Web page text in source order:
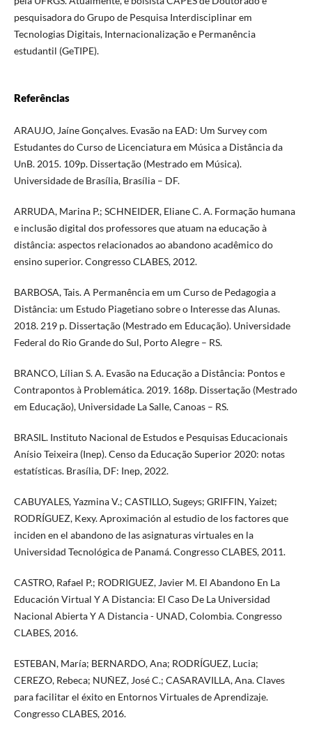
pesquisadora do Grupo de Pesquisa Interdisciplinar em
Tecnologias Digitais, Internacionalização e Permanência
estudantil (GeTIPE).
Referências
ARAUJO, Jaíne Gonçalves. Evasão na EAD: Um Survey com
Estudantes do Curso de Licenciatura em Música a Distância da
UnB. 2015. 109p. Dissertação (Mestrado em Música).
Universidade de Brasília, Brasília – DF.
ARRUDA, Marina P.; SCHNEIDER, Eliane C. A. Formação humana
e inclusão digital dos professores que atuam na educação à
distância: aspectos relacionados ao abandono acadêmico do
ensino superior. Congresso CLABES, 2012.
BARBOSA, Tais. A Permanência em um Curso de Pedagogia a
Distância: um Estudo Piagetiano sobre o Interesse das Alunas.
2018. 219 p. Dissertação (Mestrado em Educação). Universidade
Federal do Rio Grande do Sul, Porto Alegre – RS.
BRANCO, Lílian S. A. Evasão na Educação a Distância: Pontos e
Contrapontos à Problemática. 2019. 168p. Dissertação (Mestrado
em Educação), Universidade La Salle, Canoas – RS.
BRASIL. Instituto Nacional de Estudos e Pesquisas Educacionais
Anísio Teixeira (Inep). Censo da Educação Superior 2020: notas
estatísticas. Brasília, DF: Inep, 2022.
CABUYALES, Yazmina V.; CASTILLO, Sugeys; GRIFFIN, Yaizet;
RODRÍGUEZ, Kexy. Aproximación al estudio de los factores que
inciden en el abandono de las asignaturas virtuales en la
Universidad Tecnológica de Panamá. Congresso CLABES, 2011.
CASTRO, Rafael P.; RODRIGUEZ, Javier M. El Abandono En La
Educación Virtual Y A Distancia: El Caso De La Universidad
Nacional Abierta Y A Distancia - UNAD, Colombia. Congresso
CLABES, 2016.
ESTEBAN, María; BERNARDO, Ana; RODRÍGUEZ, Lucia;
CEREZO, Rebeca; NUÑEZ, José C.; CASARAVILLA, Ana. Claves
para facilitar el éxito en Entornos Virtuales de Aprendizaje.
Congresso CLABES, 2016.